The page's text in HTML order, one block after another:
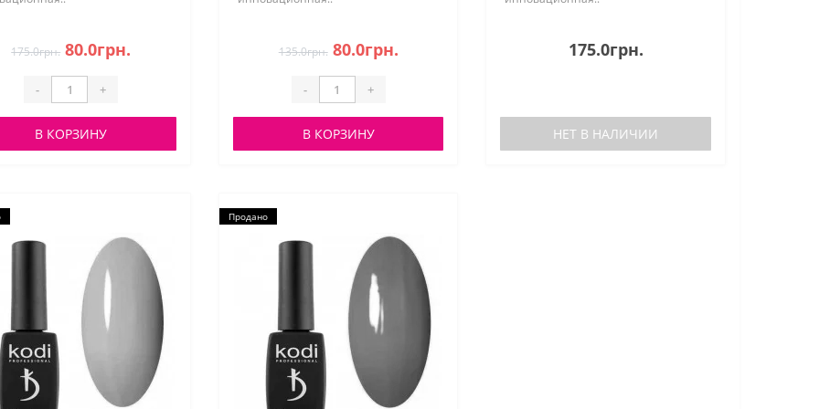
175.0грн. 80.0грн.
- +
В КОРЗИНУ
135.0грн. 80.0грн.
- +
В КОРЗИНУ
175.0грн.
НЕТ В НАЛИЧИИ
Продано